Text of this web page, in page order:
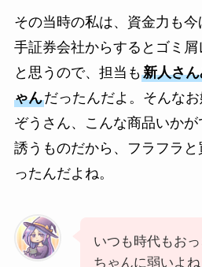
その当時の私は、資金力も
手証券会社からするとゴミ
と思うので、担当も新人さ
ゃんだったんだよ。そんな
ぞうさん、こんな商品いかが
誘うものだから、フラフラ
ったんだよね。
いつも時代もお
ちゃんに弱いよね